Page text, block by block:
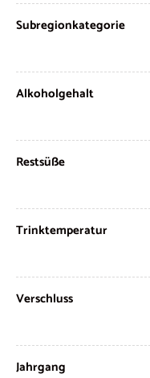
Subregionkategorie
Alkoholgehalt
Restsüße
Trinktemperatur
Verschluss
Jahrgang